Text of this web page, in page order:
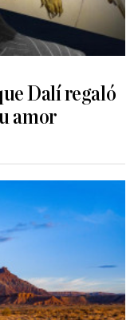
Dalí regaló
amor